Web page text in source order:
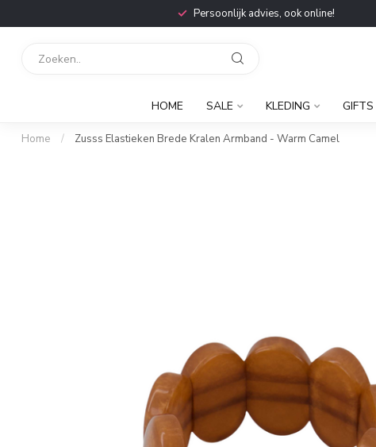
Persoonlijk advies, ook online!
HOME SALE KLEDING GIFTS
Home / Zusss Elastieken Brede Kralen Armband - Warm Camel